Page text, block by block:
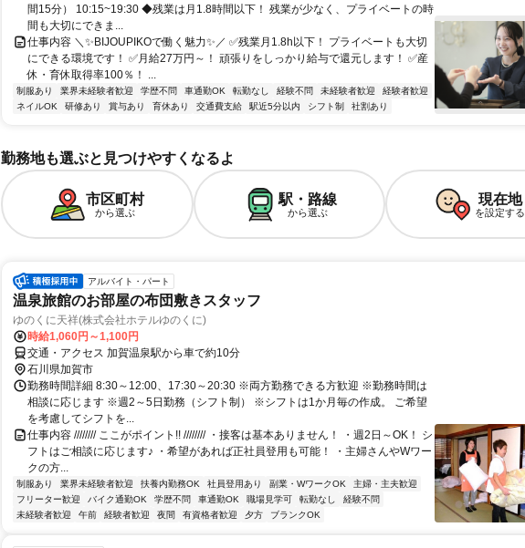
間15分） 10:15~19:30 ◆残業は月1.8時間以下！ 残業が少なく、プライベートの時
間も大切にできま...
仕事内容 ＼✨BIJOUPIKOで働く魅力✨／ ✅残業月1.8h以下！ プライベートも大切
にできる環境です！ ✅月給27万円～！ 頑張りをしっかり給与で還元します！ ✅産
休・育休取得率100％！ ...
制服あり 業界未経験者歓迎 学歴不問 車通勤OK 転勤なし 経験不問 未経験者歓迎
経験者歓迎
ネイルOK
研修あり 賞与あり 育休あり 交通費支給 駅近5分以内 シフト制 社割あり
勤務地も選ぶと見つけやすくなるよ
市区町村
から選ぶ
駅・路線
から選ぶ
現在地
を設定する
アルバイト・パート
温泉旅館のお部屋の布団敷きスタッフ
ゆのくに天祥(株式会社ホテルゆのくに)
時給1,060円～1,100円
交通・アクセス 加賀温泉駅から車で約10分
石川県加賀市
勤務時間詳細 8:30～12:00、17:30～20:30 ※両方勤務できる方歓迎 ※勤務時間は
相談に応じます ※週2～5日勤務（シフト制） ※シフトは1か月毎の作成。 ご希望
を考慮してシフトを...
仕事内容 //////// ここがポイント!! //////// ・接客は基本ありません！ ・週2日～OK！ シ
フトはご相談に応じます♪ ・希望があれば正社員登用も可能！ ・主婦さんやWワー
クの方...
制服あり 業界未経験者歓迎 扶養内勤務OK 社員登用あり 副業・WワークOK
主婦・主夫歓迎
フリーター歓迎
バイク通勤OK 学歴不問 車通勤OK 職場見学可 転勤なし
経験不問
未経験者歓迎
午前 経験者歓迎 夜間 有資格者歓迎 夕方 ブランクOK